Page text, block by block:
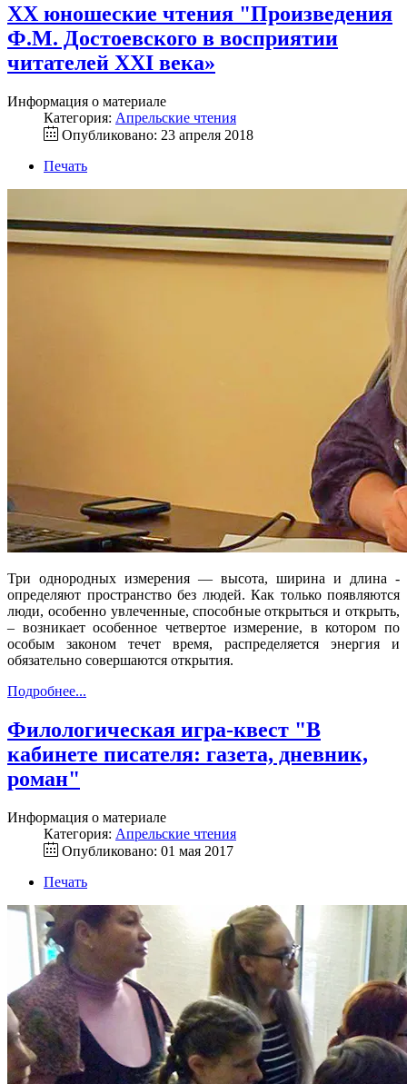
XX юношеские чтения "Произведения
Ф.М. Достоевского в восприятии
читателей XXI века»
Информация о материале
Категория: Апрельские чтения
Опубликовано: 23 апреля 2018
Печать
Три однородных измерения — высота, ширина и длина -
определяют пространство без людей. Как только появляются
люди, особенно увлеченные, способные открыться и открыть,
– возникает особенное четвертое измерение, в котором по
особым законом течет время, распределяется энергия и
обязательно совершаются открытия.
Подробнее...
Филологическая игра-квест "В
кабинете писателя: газета, дневник,
роман"
Информация о материале
Категория: Апрельские чтения
Опубликовано: 01 мая 2017
Печать